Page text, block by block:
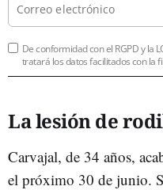
De conformidad con el RGPD y la
tratará los datos facilitados con la
La lesión de
Carvajal, de 34 años,
el próximo 30 de junio.